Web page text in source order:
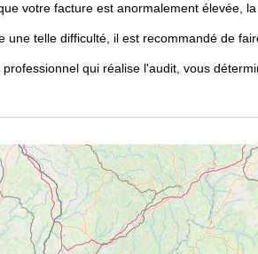
votre facture est anormalement élevée,
une telle difficulté, il est recommandé de
professionnel qui réalise l'audit, vous